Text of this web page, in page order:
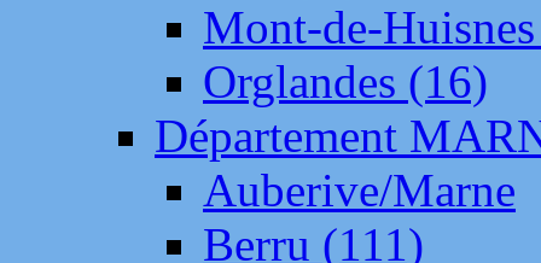
Mont-de-
Orglandes (16)
Département
Auberive/Marne
Berru (111)